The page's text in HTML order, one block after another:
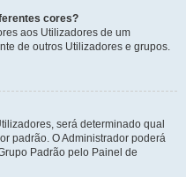
cores?
aos Utilizadores de um
de outros Utilizadores e grupos.
será determinado qual
padrão. O Administrador poderá
Padrão pelo Painel de